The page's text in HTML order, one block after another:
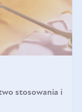
stosowania i